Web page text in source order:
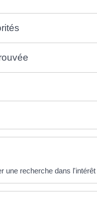
une recherche dans